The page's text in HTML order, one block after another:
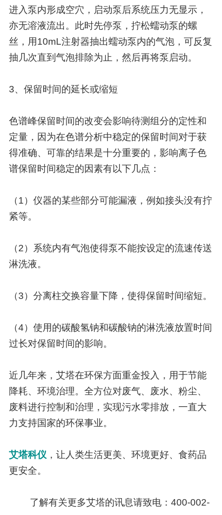
进入泵内形成空穴，启动泵后系统压力无显示，
亦无溶液流出。此时先停泵，拧松蠕动泵的螺
丝，用10mL注射器抽出蠕动泵内的气泡，可反复
抽几次直到气泡排除为止，然后再将泵启动。
3、保留时间的延长或缩短
色谱峰保留时间的改变会影响待测组分的定性和
定量，因为在色谱分析中稳定的保留时间对于获
得准确、可靠的结果是十分重要的，影响离子色
谱保留时间稳定的因素有以下几点：
（1）仪器的某些部分可能漏液，例如接头没有拧
紧等。
（2）系统内有气泡使得泵不能按设定的流速传送
淋洗液。
（3）分离柱交换容量下降，使得保留时间缩短。
（4）使用的碳酸氢钠和碳酸钠的淋洗液放置时间
过长对保留时间的影响。
近几年来，艾塔在环保方面重金投入，用于节能
降耗、环境治理。全方位对废气、废水、粉尘、
废料进行控制和治理，实现污水零排放，一直大
力支持国家的环保事业。
艾塔科仪，让人类生活更美、环境更好、食药品
更安全。
了解有关更多艾塔的讯息请致电：400-002-